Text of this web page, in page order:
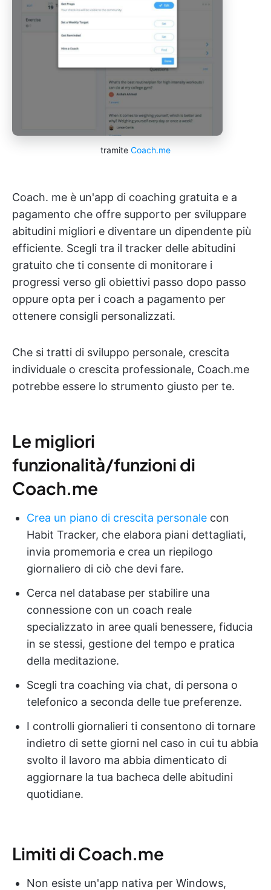
tramite Coach.me
Coach. me è un'app di coaching gratuita e a
pagamento che offre supporto per sviluppare
abitudini migliori e diventare un dipendente più
efficiente. Scegli tra il tracker delle abitudini
gratuito che ti consente di monitorare i
progressi verso gli obiettivi passo dopo passo
oppure opta per i coach a pagamento per
ottenere consigli personalizzati.
Che si tratti di sviluppo personale, crescita
individuale o crescita professionale, Coach.me
potrebbe essere lo strumento giusto per te.
Le migliori
funzionalità/funzioni di
Coach.me
Crea un piano di crescita personale con
Habit Tracker, che elabora piani dettagliati,
invia promemoria e crea un riepilogo
giornaliero di ciò che devi fare.
Cerca nel database per stabilire una
connessione con un coach reale
specializzato in aree quali benessere, fiducia
in se stessi, gestione del tempo e pratica
della meditazione.
Scegli tra coaching via chat, di persona o
telefonico a seconda delle tue preferenze.
I controlli giornalieri ti consentono di tornare
indietro di sette giorni nel caso in cui tu abbia
svolto il lavoro ma abbia dimenticato di
aggiornare la tua bacheca delle abitudini
quotidiane.
Limiti di Coach.me
Non esiste un'app nativa per Windows,